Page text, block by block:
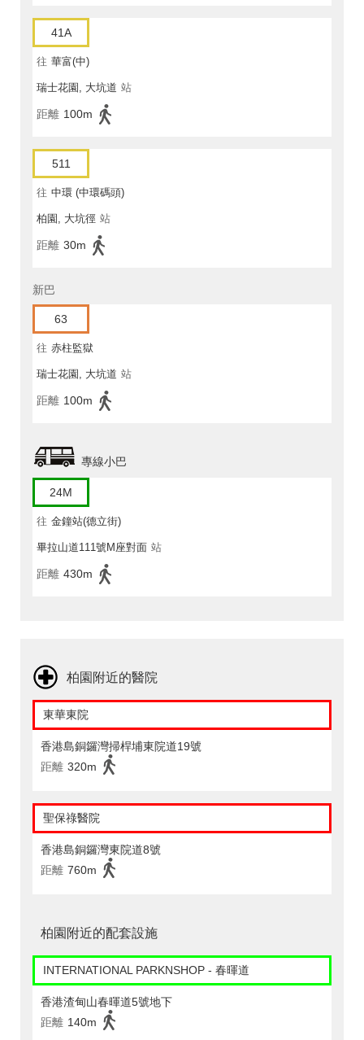
41A
往 華富(中)
瑞士花園, 大坑道 站
距離 100m
511
往 中環 (中環碼頭)
柏園, 大坑徑 站
距離 30m
新巴
63
往 赤柱監獄
瑞士花園, 大坑道 站
距離 100m
專線小巴
24M
往 金鐘站(德立街)
畢拉山道111號M座對面 站
距離 430m
柏園附近的醫院
東華東院
香港島銅鑼灣掃桿埔東院道19號
距離 320m
聖保祿醫院
香港島銅鑼灣東院道8號
距離 760m
柏園附近的配套設施
INTERNATIONAL PARKNSHOP - 春暉道
香港渣甸山春暉道5號地下
距離 140m